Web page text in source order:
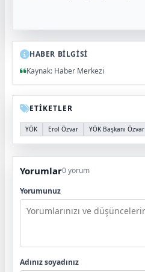
HABER BİLGİSİ
Kaynak: Haber Merkezi
ETİKETLER
YÖK Erol Özvar YÖK Başkanı Özvar
Yorumlar0 yorum
Yorumunuz
Adınız soyadınız